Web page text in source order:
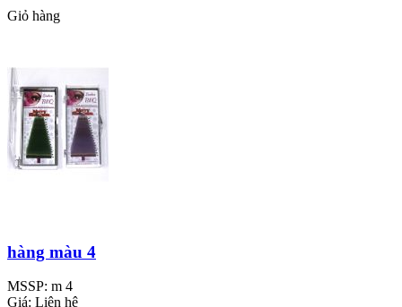
Giỏ hàng
hàng màu 4
MSSP: m 4
Giá: Liên hệ